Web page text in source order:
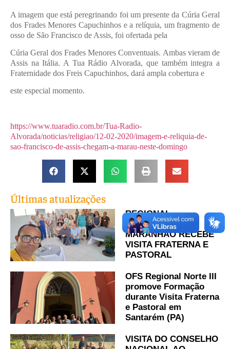
A imagem que está peregrinando foi um presente da Cúria Geral
dos Frades Menores Capuchinhos e a relíquia, um fragmento de
osso de São Francisco de Assis, foi ofertada pela
Cúria Geral dos Frades Menores Conventuais. Ambas vieram de
Assis na Itália. A Tua Rádio Alvorada, que também integra a
Fraternidade dos Freis Capuchinhos, dará ampla cobertura e
este especial momento.
https://www.tuaradio.com.br/Tua-Radio-
Alvorada/noticias/religiao/12-02-2020/imagem-e-reliquia-de-
sao-francisco-de-assis-chegam-a-marau-neste-domingo
Últimas atualizações
REGIONAL
NORDESTE A I –
MARANHÃO RECEBE
VISITA FRATERNA E
PASTORAL
OFS Regional Norte III
promove Formação
durante Visita Fraterna
e Pastoral em
Santarém (PA)
VISITA DO CONSELHO